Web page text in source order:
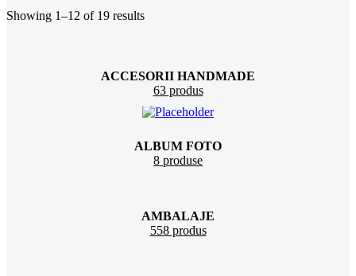
Showing 1–12 of 19 results
ACCESORII HANDMADE
63 produs
ALBUM FOTO
8 produse
AMBALAJE
558 produs